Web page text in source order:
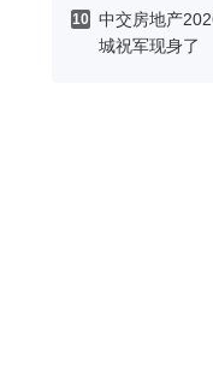
10 中交房地产
城祝军现身了